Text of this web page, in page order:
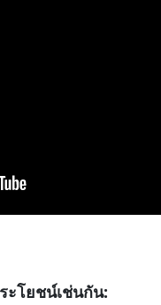
โยชน์เช่นกัน: